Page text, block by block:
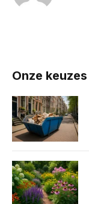
Onze keuzes